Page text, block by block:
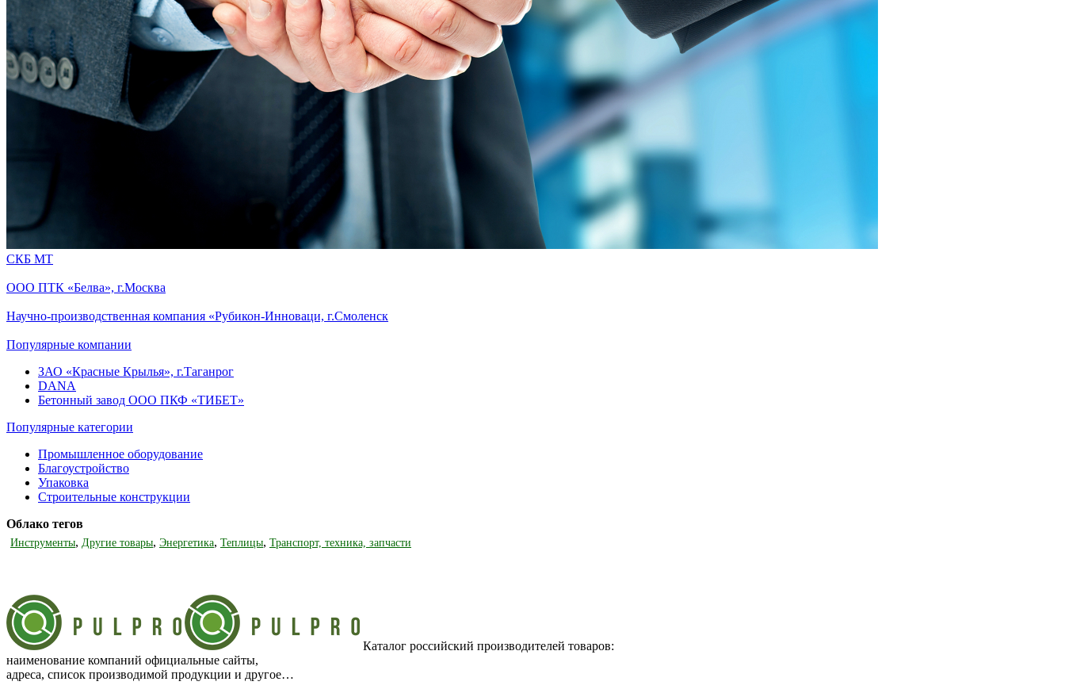
СКБ МТ
ООО ПТК «Белва», г.Москва
Научно-производственная компания «Рубикон-Инноваци, г.Смоленск
Популярные компании
ЗАО «Красные Крылья», г.Таганрог
DANA
Бетонный завод ООО ПКФ «ТИБЕТ»
Популярные категории
Промышленное оборудование
Благоустройство
Упаковка
Строительные конструкции
Облако тегов
Инструменты, Другие товары, Энергетика, Теплицы, Транспорт, техника, запчасти
Каталог российский производителей товаров:
наименование компаний официальные сайты,
адреса, список производимой продукции и другое…